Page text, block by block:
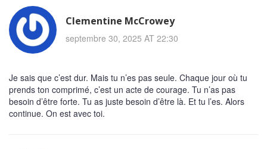
Clementine McCrowey
septembre 30, 2025 AT 22:30
Je sais que c’est dur. Mais tu n’es pas seule. Chaque jour où tu
prends ton comprimé, c’est un acte de courage. Tu n’as pas
besoin d’être forte. Tu as juste besoin d’être là. Et tu l’es. Alors
continue. On est avec toi.